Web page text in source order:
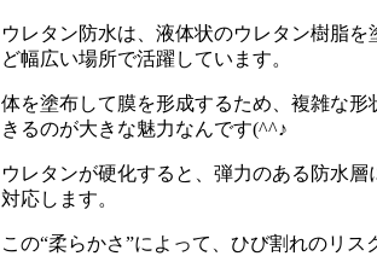
ウレタン防水は、液体状のウレタン樹脂
ど幅広い場所で活躍しています。
体を塗布して膜を形成するため、複雑な
きるのが大きな魅力なんです(^^♪
ウレタンが硬化すると、弾力のある防水
対応します。
この“柔らかさ”によって、ひび割れのリ